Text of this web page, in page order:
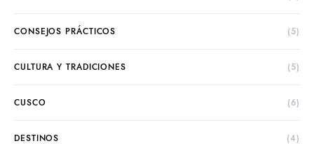
CONSEJOS PRÁCTICOS (5)
CULTURA Y TRADICIONES (5)
CUSCO (6)
DESTINOS (4)